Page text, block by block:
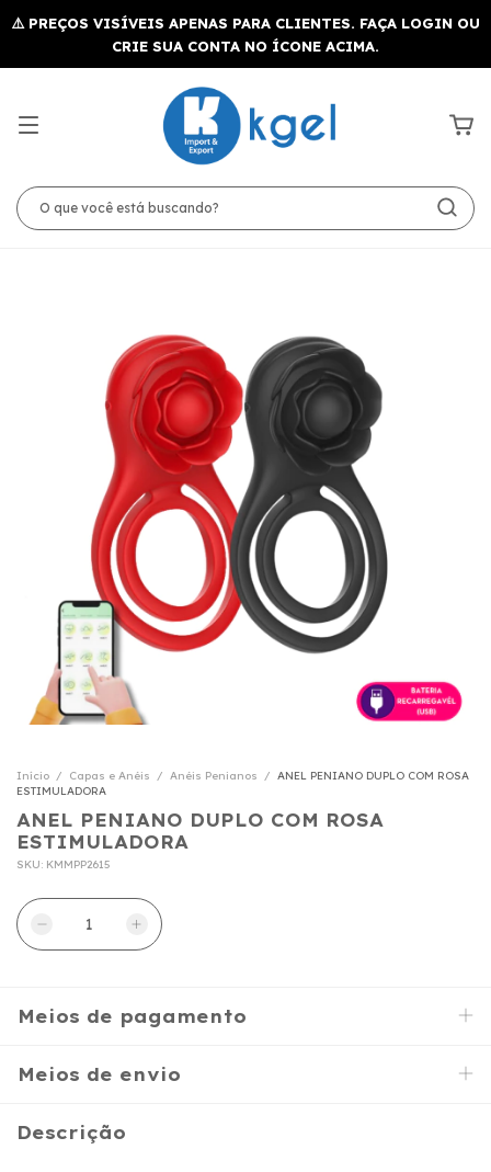
Início / Capas e Anéis / Anéis Penianos / ANEL PENIANO DUPLO COM ROSA
ESTIMULADORA
ANEL PENIANO DUPLO COM ROSA
ESTIMULADORA
SKU: KMMPP2615
Meios de pagamento
Meios de envio
Descrição